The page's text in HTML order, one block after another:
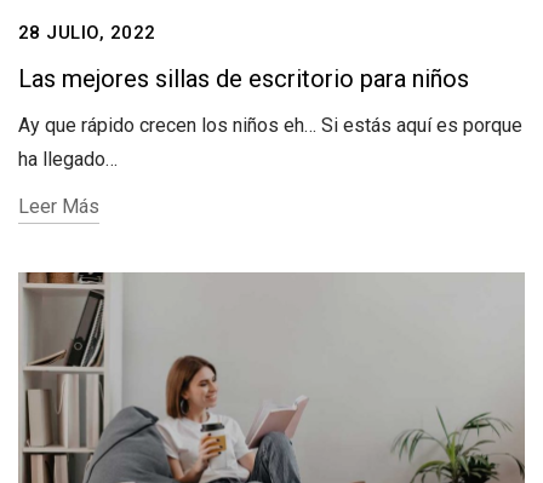
28 JULIO, 2022
Las mejores sillas de escritorio para niños
Ay que rápido crecen los niños eh… Si estás aquí es porque
ha llegado…
Leer Más